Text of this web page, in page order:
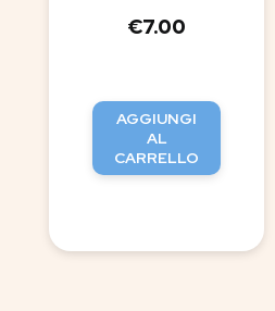
€7.00
AGGIUNGI
AL
CARRELLO